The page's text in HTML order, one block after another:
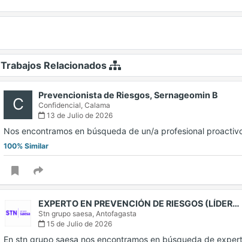
Trabajos Relacionados
C Prevencionista de Riesgos, Sernageomin B
Confidencial, Calama
13 de Julio de 2026
Nos encontramos en búsqueda de un/a profesional
100% Similar
EXPERTO EN PREVENCIÓN DE RIESGOS (LÍDER…
Stn grupo saesa, Antofagasta
15 de Julio de 2026
En stn grupo saesa nos encontramos en búsqueda de